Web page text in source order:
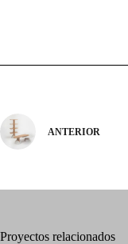
ANTERIOR
Proyectos relacionados